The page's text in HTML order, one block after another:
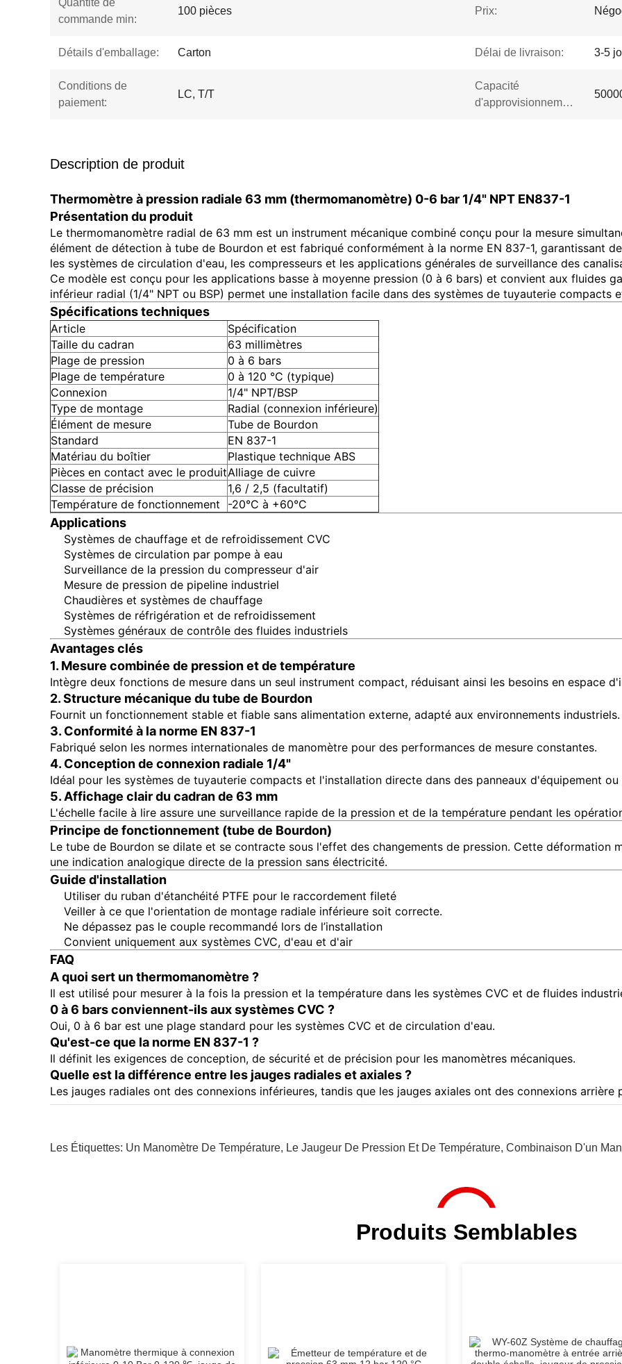
Quantité de
commande min:
100 pièces Prix:
Détails d'emballage: Carton Délai de livraison: 3-5
Conditions de
paiement:
LC, T/T
Capacité
d'approvisionnement:
Description de produit
Thermomètre à pression radiale 63 mm (thermomanomètre) 0-6 bar 1/4" NPT EN837-1
Présentation du produit
Le thermomanomètre radial de 63 mm est un instrument mécanique combiné conçu pour la mesure
élément de détection à tube de Bourdon et est fabriqué conformément à la norme EN 837-1, garantissant
les systèmes de circulation d'eau, les compresseurs et les applications générales de surveillance des
Ce modèle est conçu pour les applications basse à moyenne pression (0 à 6 bars) et convient aux fluides
inférieur radial (1/4" NPT ou BSP) permet une installation facile dans des systèmes de tuyauterie compacts
Spécifications techniques
Article
Spécification
Taille du cadran
63 millimètres
Plage de pression
0 à 6 bars
Plage de température
0 à 120 °C (typique)
Connexion
1/4" NPT/BSP
Type de montage
Radial (connexion inférieure)
Élément de mesure
Tube de Bourdon
Standard
EN 837-1
Matériau du boîtier
Plastique technique ABS
Pièces en contact avec le produitAlliage de cuivre
Classe de précision
1,6 / 2,5 (facultatif)
Température de fonctionnement
-20°C à +60°C
Applications
Systèmes de chauffage et de refroidissement CVC
Systèmes de circulation par pompe à eau
Surveillance de la pression du compresseur d'air
Mesure de pression de pipeline industriel
Chaudières et systèmes de chauffage
Systèmes de réfrigération et de refroidissement
Systèmes généraux de contrôle des fluides industriels
Avantages clés
1. Mesure combinée de pression et de température
Intègre deux fonctions de mesure dans un seul instrument compact, réduisant ainsi les besoins en espace
2. Structure mécanique du tube de Bourdon
Fournit un fonctionnement stable et fiable sans alimentation externe, adapté aux environnements industriels.
3. Conformité à la norme EN 837-1
Fabriqué selon les normes internationales de manomètre pour des performances de mesure constantes.
4. Conception de connexion radiale 1/4"
Idéal pour les systèmes de tuyauterie compacts et l'installation directe dans des panneaux d'équipement ou
5. Affichage clair du cadran de 63 mm
L'échelle facile à lire assure une surveillance rapide de la pression et de la température pendant les
Principe de fonctionnement (tube de Bourdon)
Le tube de Bourdon se dilate et se contracte sous l'effet des changements de pression. Cette déformation
une indication analogique directe de la pression sans électricité.
Guide d'installation
Utiliser du ruban d'étanchéité PTFE pour le raccordement fileté
Veiller à ce que l'orientation de montage radiale inférieure soit correcte.
Ne dépassez pas le couple recommandé lors de l’installation
Convient uniquement aux systèmes CVC, d'eau et d'air
FAQ
A quoi sert un thermomanomètre ?
Il est utilisé pour mesurer à la fois la pression et la température dans les systèmes CVC et de fluides
0 à 6 bars conviennent-ils aux systèmes CVC ?
Oui, 0 à 6 bar est une plage standard pour les systèmes CVC et de circulation d'eau.
Qu'est-ce que la norme EN 837-1 ?
Il définit les exigences de conception, de sécurité et de précision pour les manomètres mécaniques.
Quelle est la différence entre les jauges radiales et axiales ?
Les jauges radiales ont des connexions inférieures, tandis que les jauges axiales ont des connexions arrière
Les Étiquettes: Un Manomètre De Température, Le Jaugeur De Pression Et De Température, Combinaison D'un
Produits Semblables